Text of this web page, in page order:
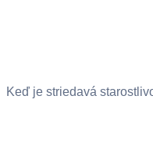
Keď je striedavá